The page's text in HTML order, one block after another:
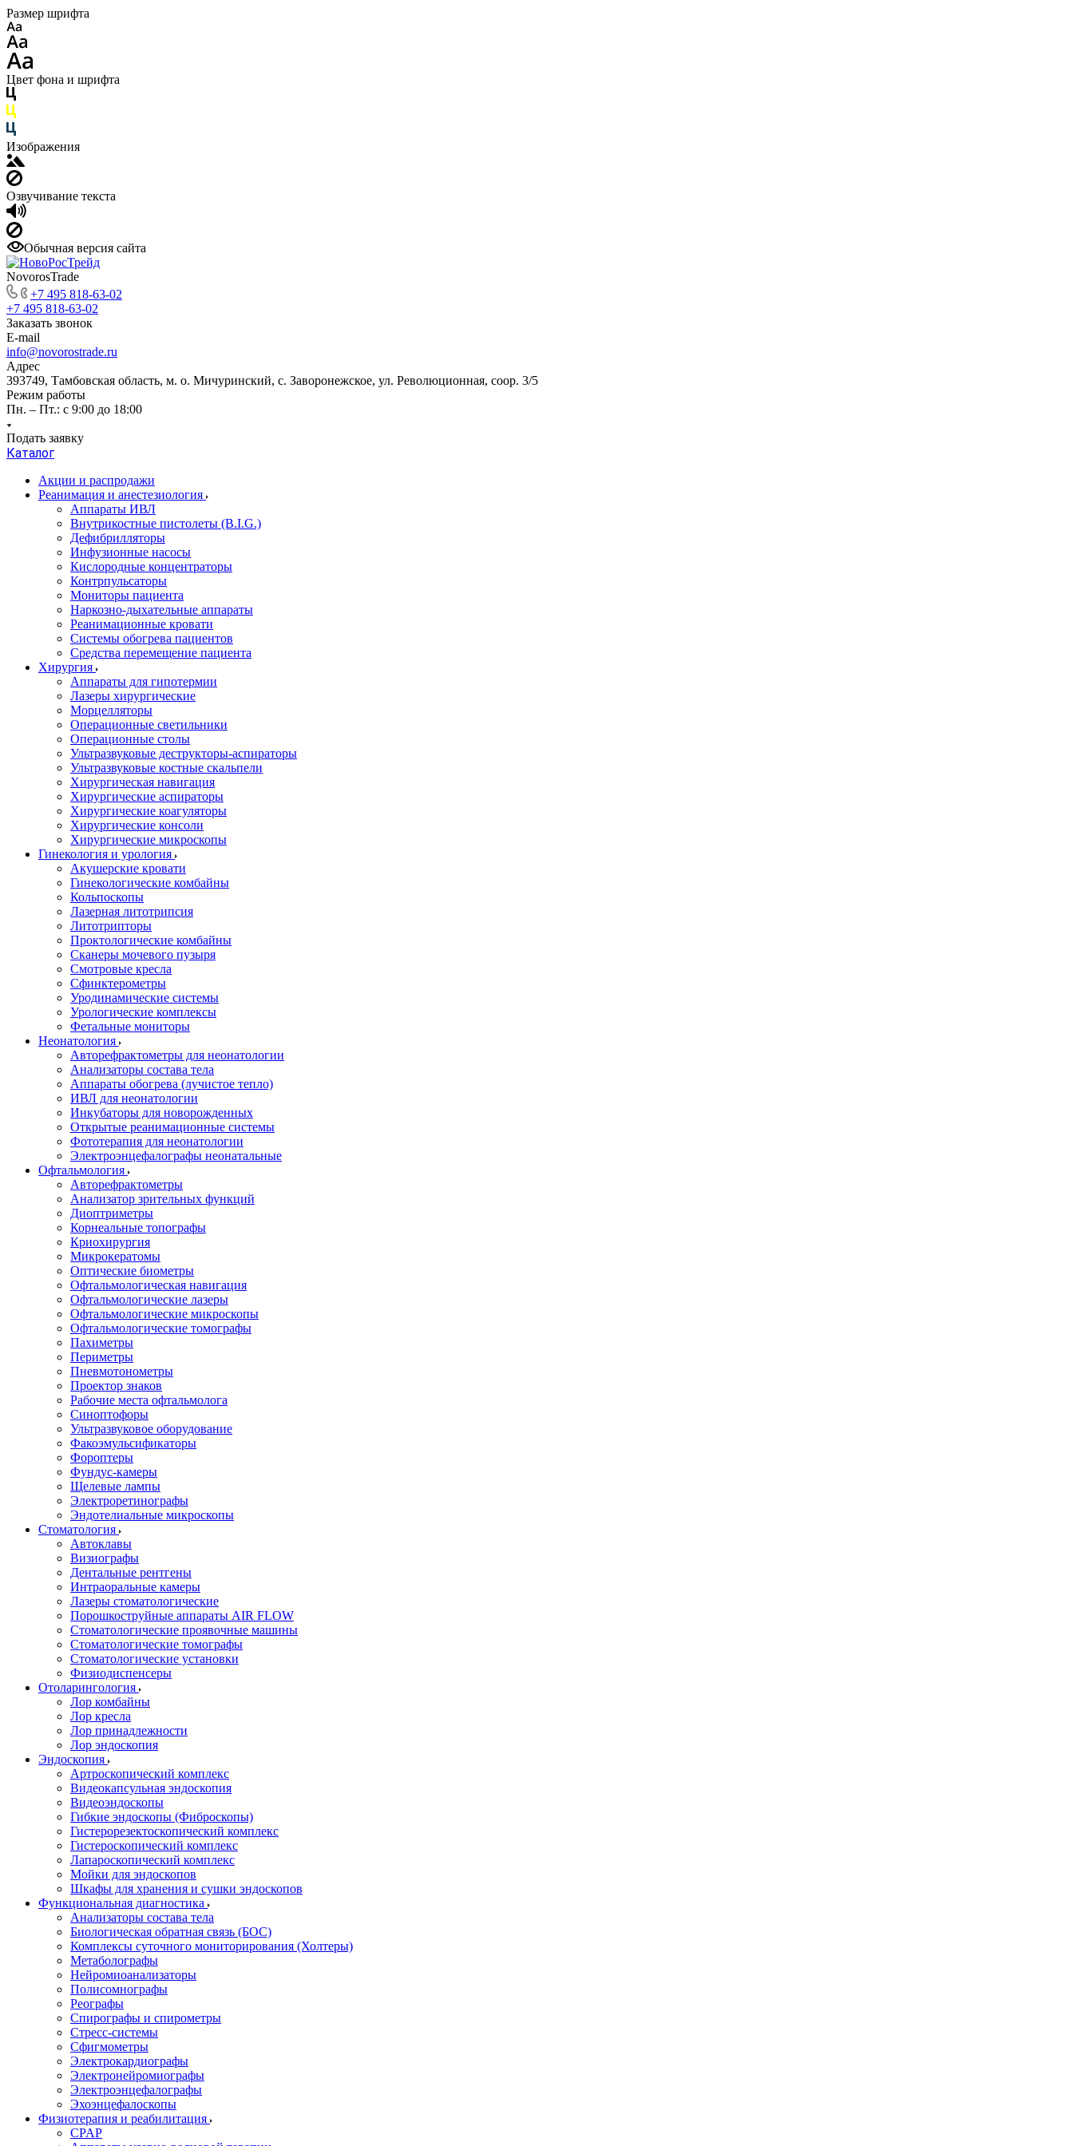
Размер шрифта
Цвет фона и шрифта
Изображения
Озвучивание текста
Обычная версия сайта
NovorosTrade
+7 495 818-63-02
+7 495 818-63-02
Заказать звонок
E-mail
info@novorostrade.ru
Адрес
393749, Тамбовская область, м. о. Мичуринский, с. Заворонежское, ул. Революционная, соор. 3/5
Режим работы
Пн. – Пт.: с 9:00 до 18:00
Подать заявку
Каталог
Акции и распродажи
Реанимация и анестезиология
Аппараты ИВЛ
Внутрикостные пистолеты (B.I.G.)
Дефибрилляторы
Инфузионные насосы
Кислородные концентраторы
Контрпульсаторы
Мониторы пациента
Наркозно-дыхательные аппараты
Реанимационные кровати
Системы обогрева пациентов
Средства перемещение пациента
Хирургия
Аппараты для гипотермии
Лазеры хирургические
Морцелляторы
Операционные светильники
Операционные столы
Ультразвуковые деструкторы-аспираторы
Ультразвуковые костные скальпели
Хирургическая навигация
Хирургические аспираторы
Хирургические коагуляторы
Хирургические консоли
Хирургические микроскопы
Гинекология и урология
Акушерские кровати
Гинекологические комбайны
Кольпоскопы
Лазерная литотрипсия
Литотрипторы
Проктологические комбайны
Сканеры мочевого пузыря
Смотровые кресла
Сфинктерометры
Уродинамические системы
Урологические комплексы
Фетальные мониторы
Неонатология
Авторефрактометры для неонатологии
Анализаторы состава тела
Аппараты обогрева (лучистое тепло)
ИВЛ для неонатологии
Инкубаторы для новорожденных
Открытые реанимационные системы
Фототерапия для неонатологии
Электроэнцефалографы неонатальные
Офтальмология
Авторефрактометры
Анализатор зрительных функций
Диоптриметры
Корнеальные топографы
Криохирургия
Микрокератомы
Оптические биометры
Офтальмологическая навигация
Офтальмологические лазеры
Офтальмологические микроскопы
Офтальмологические томографы
Пахиметры
Периметры
Пневмотонометры
Проектор знаков
Рабочие места офтальмолога
Синоптофоры
Ультразвуковое оборудование
Факоэмульсификаторы
Фороптеры
Фундус-камеры
Щелевые лампы
Электроретинографы
Эндотелиальные микроскопы
Стоматология
Автоклавы
Визиографы
Дентальные рентгены
Интраоральные камеры
Лазеры стоматологические
Порошкоструйные аппараты AIR FLOW
Стоматологические проявочные машины
Стоматологические томографы
Стоматологические установки
Физиодиспенсеры
Отоларингология
Лор комбайны
Лор кресла
Лор принадлежности
Лор эндоскопия
Эндоскопия
Артроскопический комплекс
Видеокапсульная эндоскопия
Видеоэндоскопы
Гибкие эндоскопы (Фиброcкопы)
Гистерорезектоскопический комплекс
Гистероскопический комплекс
Лапароскопический комплекс
Мойки для эндоскопов
Шкафы для хранения и сушки эндоскопов
Функциональная диагностика
Анализаторы состава тела
Биологическая обратная связь (БОС)
Комплексы суточного мониторирования (Холтеры)
Метаболографы
Нейромиоанализаторы
Полисомнографы
Реографы
Спирографы и спирометры
Стресс-системы
Сфигмометры
Электрокардиографы
Электронейромиографы
Электроэнцефалографы
Эхоэнцефалоскопы
Физиотерапия и реабилитация
CPAP